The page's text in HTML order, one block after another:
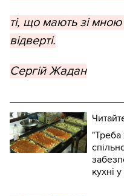
ті, що мають зі
відверті.
Сергій Жадан
"Треба
кухні